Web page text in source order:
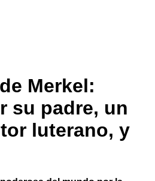
Merkel:
su padre, un
luterano, y